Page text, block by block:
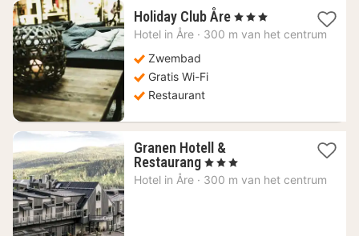
Holiday Club Åre 1
nacht
, 3 Sterren
Hotel in Åre · 300 m van het centrum
Zwembad
Gratis Wi-Fi
Restaurant
Granen Hotell &
Restaurang 1
nacht
, 3 Sterren
Hotel in Åre · 300 m van het centrum